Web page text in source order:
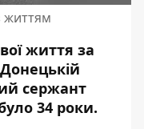
життям
життя за
сержант
34 роки.